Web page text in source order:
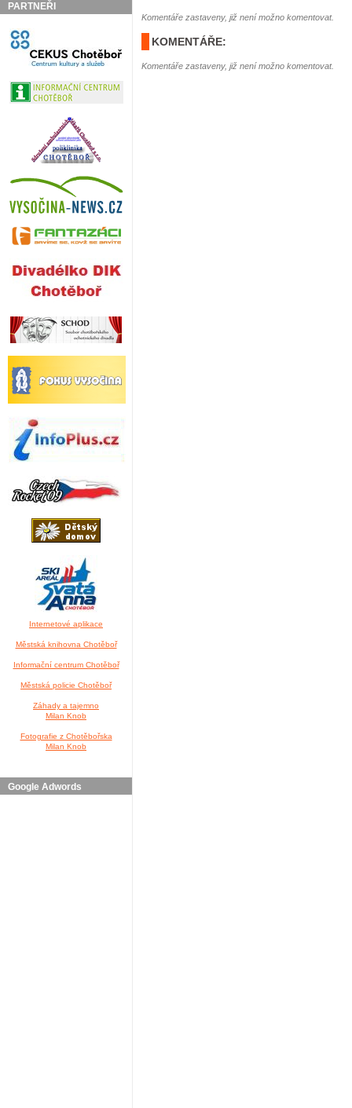
PARTNEŘI
Internetové aplikace
Městská knihovna Chotěboř
Informační centrum Chotěboř
Městská policie Chotěboř
Záhady a tajemno
Milan Knob
Fotografie z Chotěbořska
Milan Knob
Google Adwords
Komentáře zastaveny, již není možno komentovat.
KOMENTÁŘE:
Komentáře zastaveny, již není možno komentovat.